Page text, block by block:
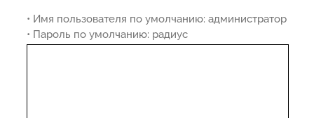
• Имя пользователя по умолчанию: администратор
• Пароль по умолчанию: радиус